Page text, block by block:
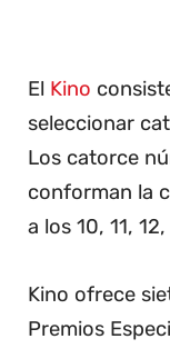
El Kino
seleccionar
Los catorce
conforman la
a los 10, 11,
Kino ofrece
Premios